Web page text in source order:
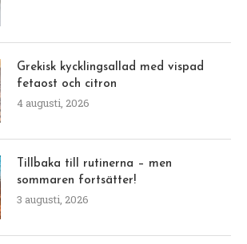
Grekisk kycklingsallad med vispad
fetaost och citron
4 augusti, 2026
Tillbaka till rutinerna – men
sommaren fortsätter!
3 augusti, 2026